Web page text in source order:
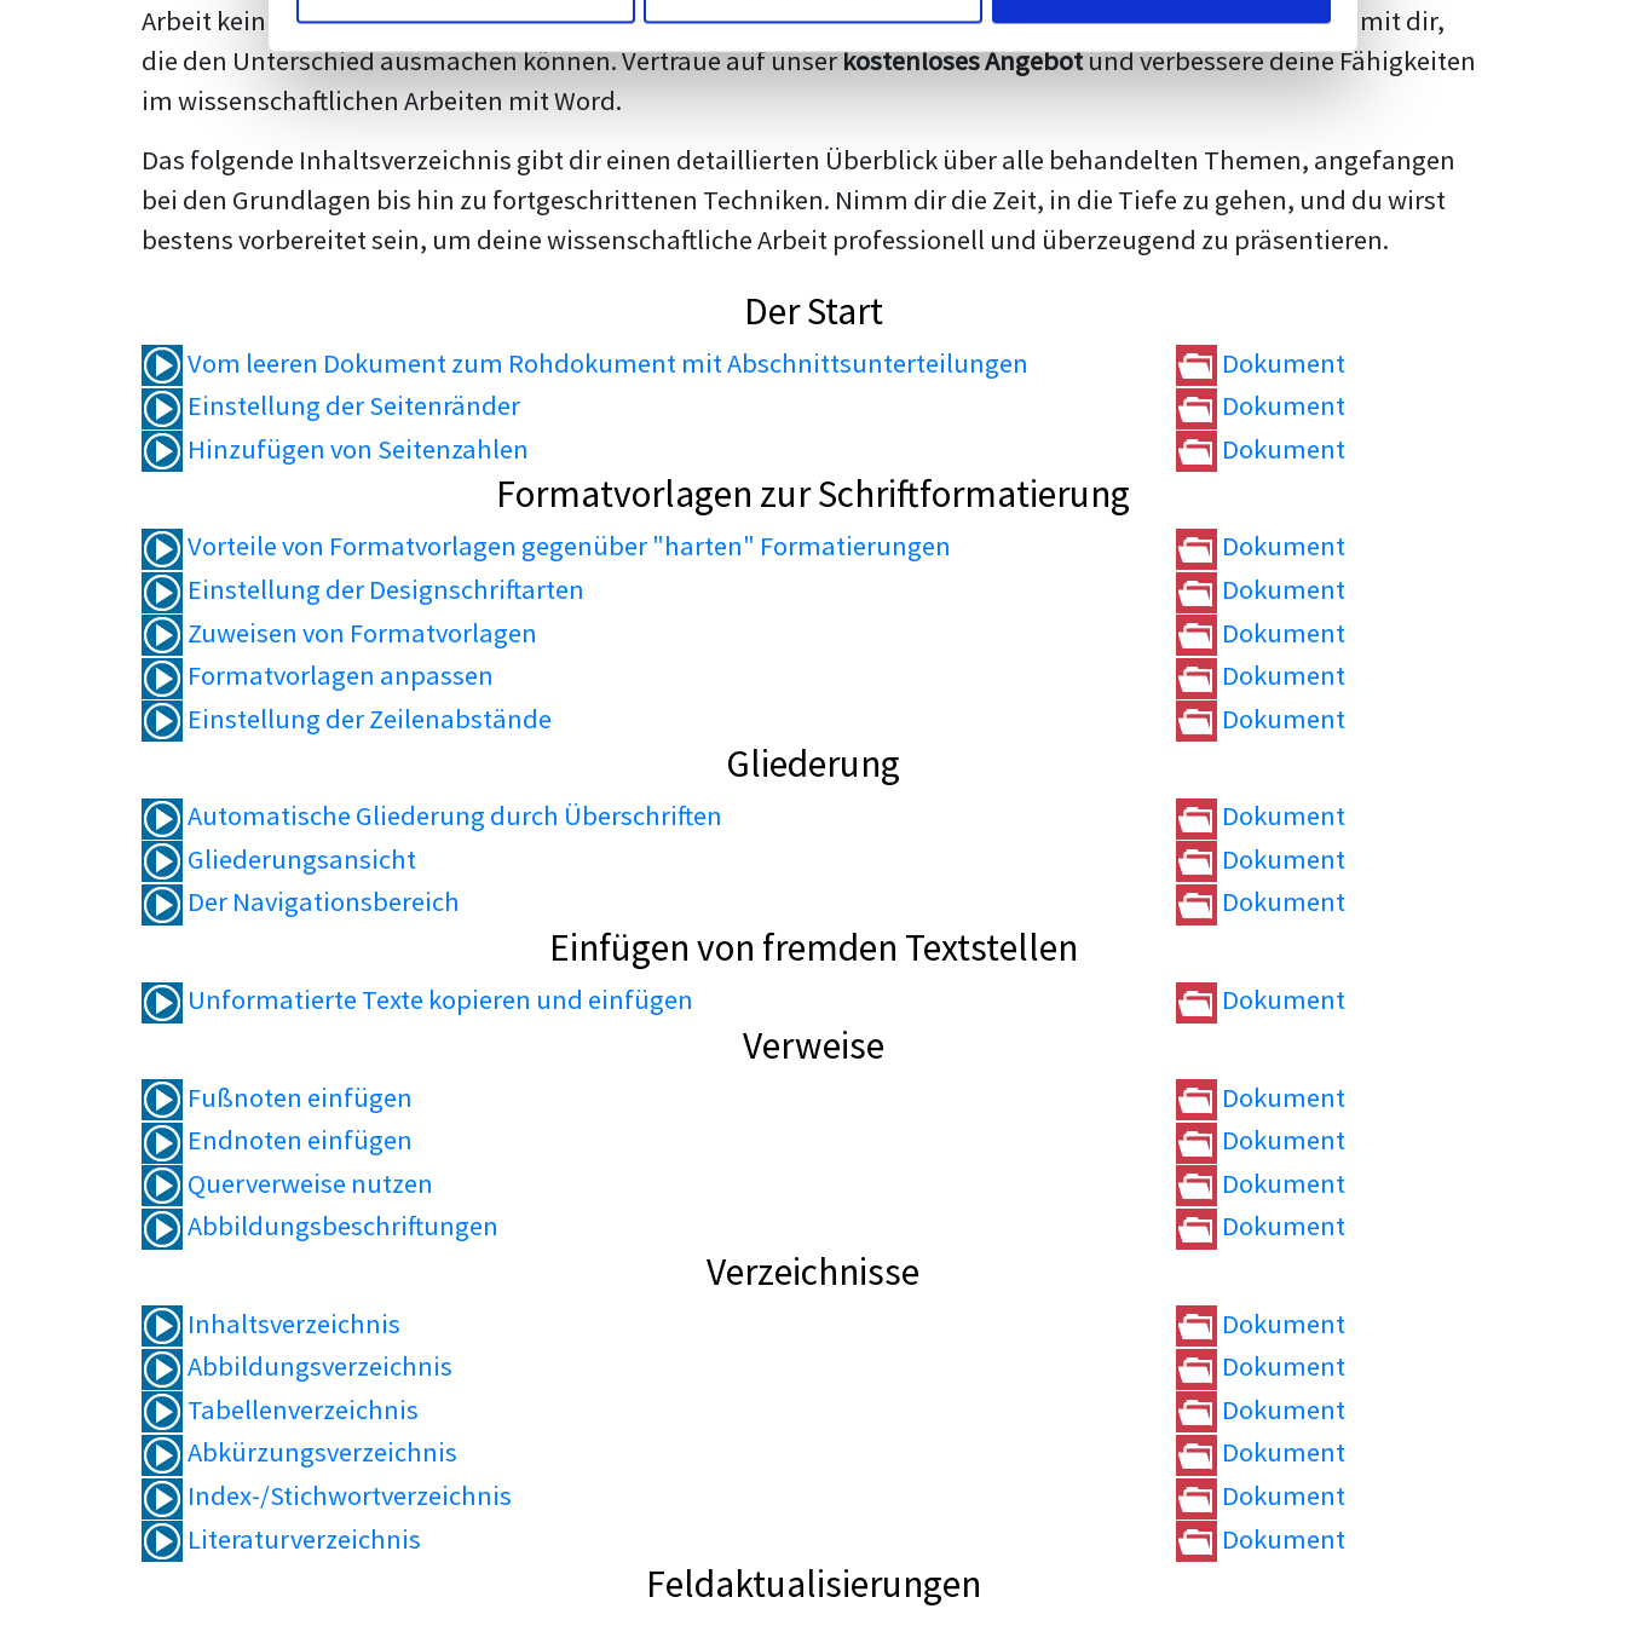
Arbeit kein Problem mehr für dich darstellen. Unsere erfahrenen Trainer teilen wertvolleTipps und Tricks
mit dir,
die den Unterschied ausmachen können. Vertraue auf unserkostenloses Angebotund verbessere deine Fähigkeiten
im wissenschaftlichen Arbeiten mit Word.
Das folgende Inhaltsverzeichnis gibt dir einen detaillierten Überblick über alle behandelten Themen, angefangen
bei den Grundlagen bis hin zu fortgeschrittenen Techniken. Nimm dir die Zeit, in die Tiefe zu gehen, und du wirst
bestens vorbereitet sein, um deine wissenschaftliche Arbeit professionell und überzeugend zu präsentieren.
Der Start
Vom leeren Dokument zum Rohdokument mit Abschnittsunterteilungen
Dokument
Einstellung der Seitenränder
Dokument
Hinzufügen von Seitenzahlen
Dokument
Formatvorlagen zur Schriftformatierung
Vorteile von Formatvorlagen gegenüber "harten" Formatierungen
Dokument
Einstellung der Designschriftarten
Dokument
Zuweisen von Formatvorlagen
Dokument
Formatvorlagen anpassen
Dokument
Einstellung der Zeilenabstände
Dokument
Gliederung
Automatische Gliederung durch Überschriften
Dokument
Gliederungsansicht
Dokument
Der Navigationsbereich
Dokument
Einfügen von fremden Textstellen
Unformatierte Texte kopieren und einfügen Dokument
Verweise
Fußnoten einfügen
Dokument
Endnoten einfügen
Dokument
Querverweise nutzen
Dokument
Abbildungsbeschriftungen
Dokument
Verzeichnisse
Inhaltsverzeichnis
Dokument
Abbildungsverzeichnis
Dokument
Tabellenverzeichnis
Dokument
Abkürzungsverzeichnis
Dokument
Index-/Stichwortverzeichnis
Dokument
Literaturverzeichnis
Dokument
Feldaktualisierungen